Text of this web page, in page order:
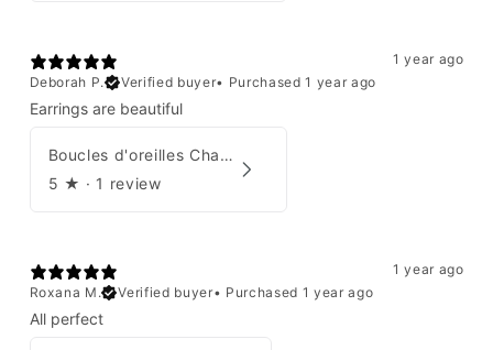
1 year ago
Deborah P.
Verified buyer• Purchased 1 year ago
Earrings are beautiful
Boucles d'oreilles Chanel 2001
5 ★ · 1 review
1 year ago
Roxana M.
Verified buyer• Purchased 1 year ago
All perfect